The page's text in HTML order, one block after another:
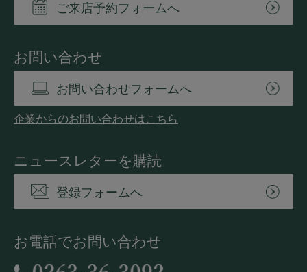
ご来店予約フォームへ
お問い合わせ
お問い合わせフォームへ
企業からのお問い合わせはこちら
ニュースレターを購読
登録フォームへ
お電話でお問い合わせ